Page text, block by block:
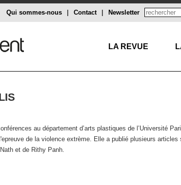
Newsletter
Contact
Qui sommes-nous
LA REVUE
au département d’arts plastiques de l’Université
de la violence extrème. Elle a publié plusieurs
et de Rithy Panh.